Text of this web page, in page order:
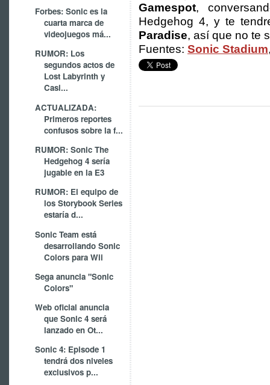
Forbes: Sonic es la
cuarta marca de
videojuegos má...
RUMOR: Los
segundos actos de
Lost Labyrinth y
Casi...
ACTUALIZADA:
Primeros reportes
confusos sobre la f...
RUMOR: Sonic The
Hedgehog 4 sería
jugable en la E3
RUMOR: El equipo de
los Storybook Series
estaría d...
Sonic Team está
desarrollando Sonic
Colors para Wii
Sega anuncia "Sonic
Colors"
Web oficial anuncia
que Sonic 4 será
lanzado en Ot...
Sonic 4: Episode 1
tendrá dos niveles
exclusivos p...
Gamespot,
Hedgehog 4, y te
Paradise, así que no te
Fuentes: Sonic Stadium